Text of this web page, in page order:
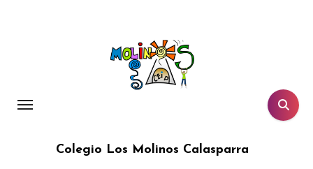
Colegio Los Molinos Calasparra